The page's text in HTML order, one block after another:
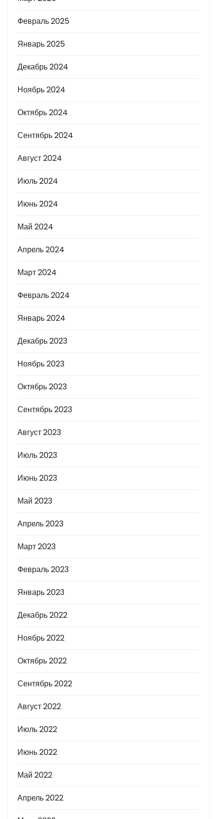
Февраль 2025
Январь 2025
Декабрь 2024
Ноябрь 2024
Октябрь 2024
Сентябрь 2024
Август 2024
Июль 2024
Июнь 2024
Май 2024
Апрель 2024
Март 2024
Февраль 2024
Январь 2024
Декабрь 2023
Ноябрь 2023
Октябрь 2023
Сентябрь 2023
Август 2023
Июль 2023
Июнь 2023
Май 2023
Апрель 2023
Март 2023
Февраль 2023
Январь 2023
Декабрь 2022
Ноябрь 2022
Октябрь 2022
Сентябрь 2022
Август 2022
Июль 2022
Июнь 2022
Май 2022
Апрель 2022